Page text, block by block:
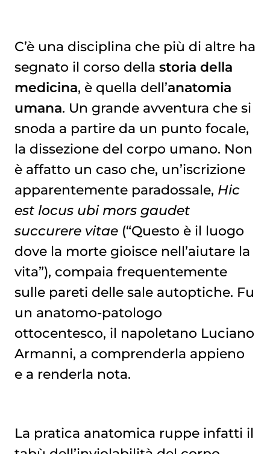
LA MIRABOLANTE AVVENTURA DELL’ANATOMIA UMANA
C’è una disciplina che più di altre ha
segnato il corso della storia della
medicina, è quella dell’anatomia
umana. Un grande avventura che si
snoda a partire da un punto focale,
la dissezione del corpo umano. Non
è affatto un caso che, un’iscrizione
apparentemente paradossale, Hic
est locus ubi mors gaudet
succurere vitae(“Questo è il luogo
dove la morte gioisce nell’aiutare la
vita”), compaia frequentemente
sulle pareti delle sale autoptiche. Fu
un anatomo-patologo
ottocentesco, il napoletano Luciano
Armanni, a comprenderla appieno
e a renderla nota.
La pratica anatomica ruppe infatti il